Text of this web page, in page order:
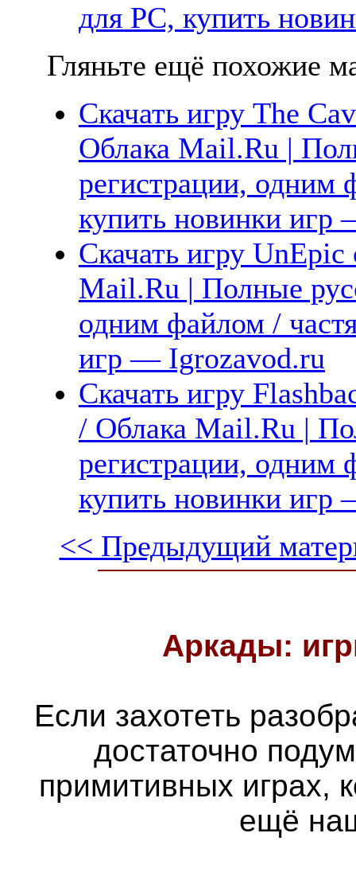
для PC, купить
Гляньте ещё похожие
Скачать игру The
Облака Mail.Ru |
регистрации, одним
купить новинки
Скачать игру
Mail.Ru | Полные
одним файлом /
игр — Igrozavod.ru
Скачать игру
/ Облака Mail.Ru |
регистрации, одним
купить новинки
<< Предыдущий
Аркады:
Если захотеть
достаточно
примитивных играх,
ещё